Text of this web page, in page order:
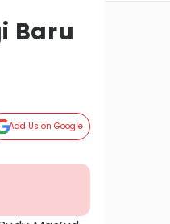
Baru
Add Us on Google